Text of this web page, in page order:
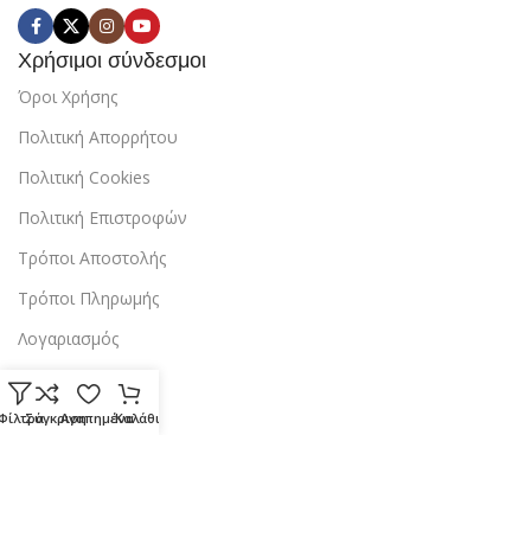
Χρήσιμοι σύνδεσμοι
Όροι Χρήσης
Πολιτική Απορρήτου
Πολιτική Cookies
Πολιτική Επιστροφών
Τρόποι Αποστολής
Τρόποι Πληρωμής
Λογαριασμός
Επικοινωνία
ΣύγκρισηΑγαπημέναΚαλάθι